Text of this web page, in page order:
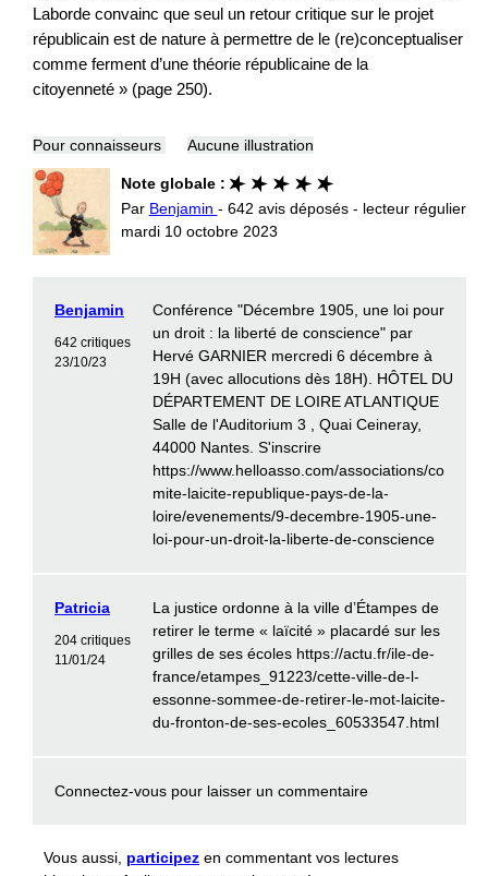
Laborde convainc que seul un retour critique sur le projet
républicain est de nature à permettre de le (re)conceptualiser
comme ferment d’une théorie républicaine de la
citoyenneté » (page 250).
Pour connaisseurs Aucune illustration
Note globale :
Par Benjamin - 642 avis déposés - lecteur régulier
mardi 10 octobre 2023
Benjamin
642 critiques
23/10/23
Conférence "Décembre 1905, une loi pour
un droit : la liberté de conscience" par
Hervé GARNIER mercredi 6 décembre à
19H (avec allocutions dès 18H). HÔTEL DU
DÉPARTEMENT DE LOIRE ATLANTIQUE
Salle de l'Auditorium 3 , Quai Ceineray,
44000 Nantes. S'inscrire
https://www.helloasso.com/associations/co
mite-laicite-republique-pays-de-la-
loire/evenements/9-decembre-1905-une-
loi-pour-un-droit-la-liberte-de-conscience
Patricia
204 critiques
11/01/24
La justice ordonne à la ville d’Étampes de
retirer le terme « laïcité » placardé sur les
grilles de ses écoles https://actu.fr/ile-de-
france/etampes_91223/cette-ville-de-l-
essonne-sommee-de-retirer-le-mot-laicite-
du-fronton-de-ses-ecoles_60533547.html
Connectez-vous pour laisser un commentaire
Vous aussi, participez en commentant vos lectures